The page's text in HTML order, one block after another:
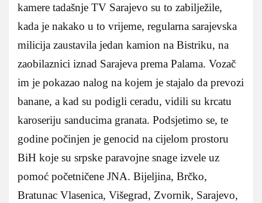
kamere tadašnje TV Sarajevo su to zabilježile,
kada je nakako u to vrijeme, regularna sarajevska
milicija zaustavila jedan kamion na Bistriku, na
zaobilaznici iznad Sarajeva prema Palama. Vozač
im je pokazao nalog na kojem je stajalo da prevozi
banane, a kad su podigli ceradu, vidili su krcatu
karoseriju sanducima granata. Podsjetimo se, te
godine počinjen je genocid na cijelom prostoru
BiH koje su srpske paravojne snage izvele uz
pomoć početničene JNA. Bijeljina, Brčko,
Bratunac Vlasenica, Višegrad, Zvornik, Sarajevo,